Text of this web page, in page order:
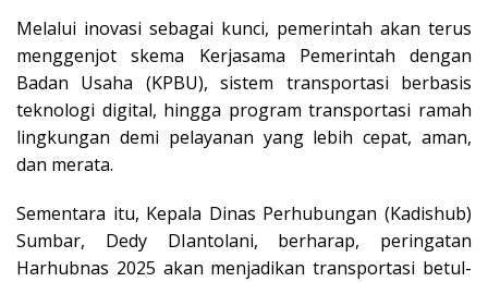
Melalui inovasi sebagai kunci, pemerintah akan terus
menggenjot skema Kerjasama Pemerintah dengan
Badan Usaha (KPBU), sistem transportasi berbasis
teknologi digital, hingga program transportasi ramah
lingkungan demi pelayanan yang lebih cepat, aman,
dan merata.
Sementara itu, Kepala Dinas Perhubungan (Kadishub)
Sumbar, Dedy DIantolani, berharap, peringatan
Harhubnas 2025 akan menjadikan transportasi betul-